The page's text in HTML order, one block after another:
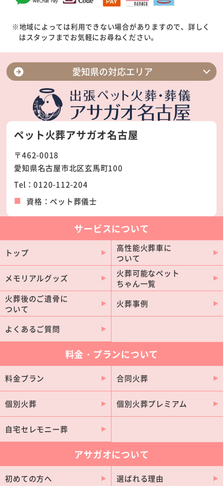
※地域によっては利用できない場合がありますので、詳しく
はスタッフまでお気軽にお尋ねください。
愛知県の対応エリア
名古屋市緑区
名古屋市中川区
名古屋市守山区
名古屋市千種区
名古屋市天白区
名古屋市名東区
名古屋市北区
名古屋市中村区
名古屋市港区
名古屋市南区
名古屋市瑞穂区
名古屋市東区
名古屋市熱田区
豊田市
岡崎市
豊橋市
春日井市
安城市
豊川市
西尾市
小牧市
稲沢市
半田市
東海市
日進市
大府市
北名古屋市
あま市
尾張旭市
知立市
豊明市
長久手市
津島市
ペット火葬アサガオ名古屋
〒462-0018
愛知県名古屋市北区玄馬町100
Tel：0120-112-204
資格：ペット葬儀士
サービスについて
トップ
高性能火葬車に
ついて
メモリアルグッズ
火葬可能なペット
ちゃん一覧
火葬後のご遺骨に
ついて
火葬事例
よくあるご質問
料金・プランについて
料金プラン 合同火葬
個別火葬 個別火葬プレミアム
自宅セレモニー葬
アサガオについて
初めての方へ 選ばれる理由